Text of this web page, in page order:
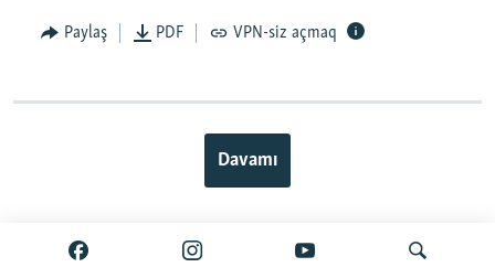
Paylaş PDF VPN-siz açmaq
Davamı